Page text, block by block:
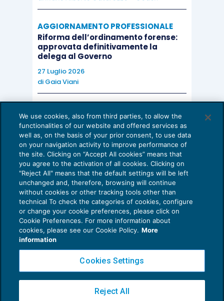
contratto, redatto nella stessa forma, nel
quale si effettua la specificazione della
res;
l’atto stipulato in forma pubblica dal quale
risulta una prestazione soggetta a
condizione sospensiva, seguito da un
secondo atto, anch’esso stipulato in
forma pubblica, con il quale le parti danno
atto dell’avveramento della condizione;
il contratto di mutuo stipulato in forma
pubblica, che prevede l’erogazione
successiva della somma finanziata,
seguito da uno o più atti di erogazione,
anch’essi stipulati per atto pubblico, che
attestano l’effettiva messa a disposizione
della somma a favore del mutuatario e
l’insorgenza, in capo allo stesso, del
corrispondente obbligo di restituzione.
Tale concezione è stata accolta, sempre con
AGGIORNAMENTO PROFESSIONALE
Riforma dell’ordinamento forense:
approvata definitivamente la
delega al Governo
27 Luglio 2026
di Gaia Viani
Come evitare le allucinazioni dell’AI:
guida per l’avvocato
24 Luglio 2026
di Sofia Savoia
Privacy Policy
Cookie Policy
Copyright 2016 ©Gruppo Euroconference S.p.A.v2.32.4
Piazza Luigi Einaudi, 10N01 - 20124 Milano - info@ecnews.it
We use cookies, also from third parties, to allow the
functionalities of our website and offered services as
well as, on the basis of your prior consent, to use data
on your navigation activity to improve performance of
the site. Clicking on “Accept All cookies” means that
you agree to the activation of all cookies. Clicking on
"Reject All" means that the default settings will be left
unchanged and, therefore, browsing will continue
without cookies or other tracking tools other than
technical To check the categories of cookies, configure
or change your cookie preferences, please click on
Cookie Preferences. For more information about
cookies, please see our Cookie Policy. More
information
Cookies Settings
Reject All